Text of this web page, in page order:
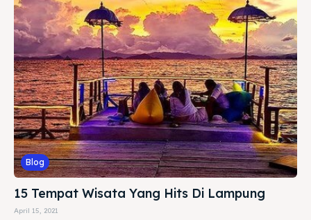
Blog
15 Tempat Wisata Yang Hits Di Lampung
April 15, 2021